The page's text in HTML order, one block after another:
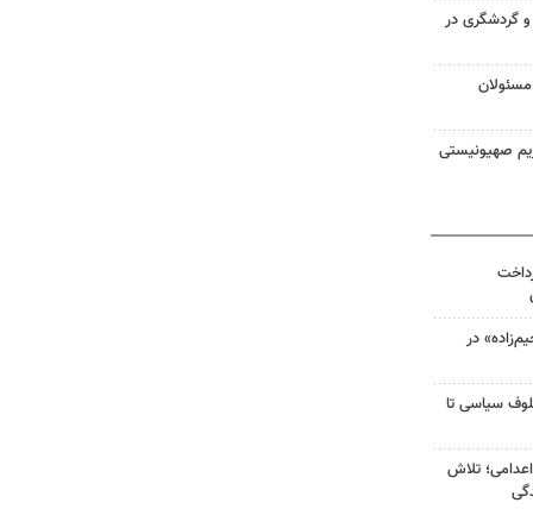
و گردشگری در
صهیونیستی
در
سیاسی تا
تلاش